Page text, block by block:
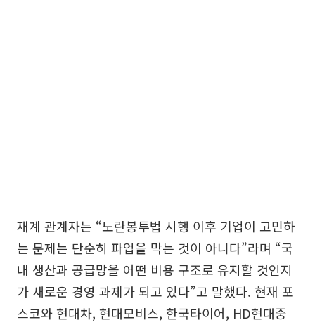
재계 관계자는 “노란봉투법 시행 이후 기업이 고민하
는 문제는 단순히 파업을 막는 것이 아니다”라며 “국
내 생산과 공급망을 어떤 비용 구조로 유지할 것인지
가 새로운 경영 과제가 되고 있다”고 말했다. 현재 포
스코와 현대차, 현대모비스, 한국타이어, HD현대중